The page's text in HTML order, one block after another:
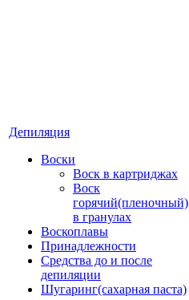
Депиляция
Воски
Воск в картриджах
Воск
горячий(пленочный)
в гранулах
Воскоплавы
Принадлежности
Средства до и после
депиляции
Шугаринг(сахарная паста)